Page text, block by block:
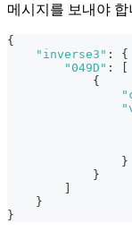
메시지를 보내야
{
"inverse3" :
{
"049D" :
{
}
}
}
}